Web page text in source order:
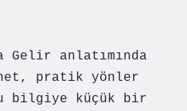
Gelir anlatımında
net, pratik yönler
bilgiye küçük bir